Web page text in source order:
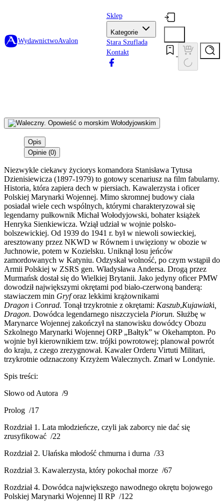
WydawnictwoAvalon
Sklep
Kategorie
Stara Szuflada
Kontakt
Opis
Opinie (0)
Niezwykle ciekawy życiorys komandora Stanisława Tytusa
Dzienisiewicza (1897-1979) to gotowy scenariusz na film fabularny.
Historia, która zapiera dech w piersiach. Kawalerzysta i oficer
Polskiej Marynarki Wojennej. Mimo skromnej budowy ciała
posiadał wiele cech wspólnych, którymi charakteryzował się
legendarny pułkownik Michał Wołodyjowski, bohater książek
Henryka Sienkiewicza. Wziął udział w wojnie polsko-
bolszewickiej. Od 1939 do 1941 r. był w niewoli sowieckiej,
aresztowany przez NKWD w Równem i uwięziony w obozie w
Juchnowie, potem w Kozielsku. Uniknął losu jeńców
zamordowanych w Katyniu. Odzyskał wolność, po czym wstąpił do
Armii Polskiej w ZSRS gen. Władysława Andersa. Drogą przez
Murmańsk dostał się do Wielkiej Brytanii. Jako jedyny oficer PMW
dowodził największymi okrętami pod biało-czerwoną banderą:
stawiaczem min Gryforaz lekkimi krążownikami
Dragon i Conrad. Tonął trzykrotnie z okrętami: Kaszub,Kujawiaki
Dragon. Dowódca legendarnego niszczyciela Piorun. Służbę w
Marynarce Wojennej zakończył na stanowisku dowódcy Obozu
Szkolnego Marynarki Wojennej ORP „Bałtyk” w Okehampton. Po
wojnie był kierownikiem tzw. trójki powrotowej; planował powrót
do kraju, z czego zrezygnował. Kawaler Orderu Virtuti Militari,
trzykrotnie odznaczony Krzyżem Walecznych. Zmarł w Londynie.
Spis treści:
Słowo od Autora /9
Prolog /17
Rozdział 1. Lata młodzieńcze, czyli jak zaborcy nie dać się
zrusyfikować /22
Rozdział 2. Ułańska młodość chmurna i durna /33
Rozdział 3. Kawalerzysta, który pokochał morze /67
Rozdział 4. Dowódca największego nawodnego okrętu bojowego
Polskiej Marynarki Wojennej II RP /122